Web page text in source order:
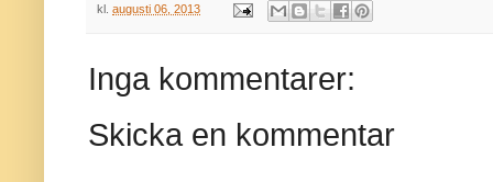
kl. augusti 06, 2013
Inga kommentarer:
Skicka en kommentar